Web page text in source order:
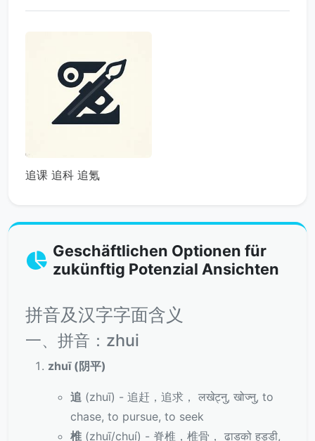
追课 追科 追氪
Geschäftlichen Optionen für
zukünftig Potenzial Ansichten
拼音及汉字字面含义
一、拼音：zhui
zhuī (阴平)
追 (zhuī) - 追赶，追求， लखेट्नु, खोज्नु, to
chase, to pursue, to seek
椎 (zhuī/chuí) - 脊椎，椎骨， ढाडको हड्डी,